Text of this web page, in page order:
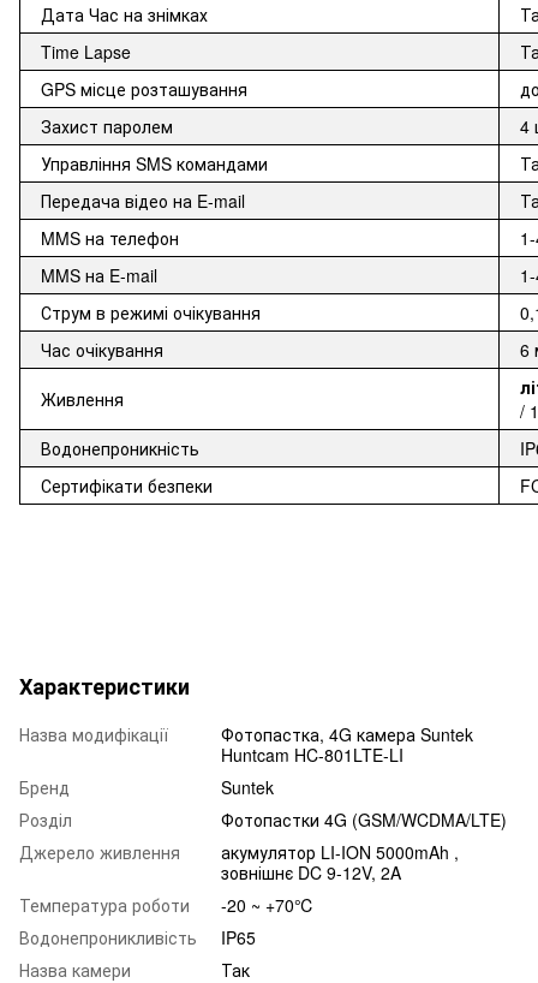
Дата Час на знімках
Time Lapse
GPS місце розташування
Захист паролем
4
Управління SMS командами
Передача відео на E-mail
MMS на телефон
MMS на E-mail
Струм в режимі очікування
Час очікування
6
Живлення
/
Водонепроникність
Сертифікати безпеки
Характеристики
Назва модифікації
Фотопастка, 4G камера Suntek
Huntcam HC-801LTE-LI
Бренд
Suntek
Розділ
Фотопастки 4G (GSM/WCDMA/LTE)
Джерело живлення
акумулятор LI-ION 5000mAh ,
зовнішнє DC 9-12V, 2A
Температура роботи
-20 ~ +70℃
Водонепроникливість
IP65
Назва камери
Так